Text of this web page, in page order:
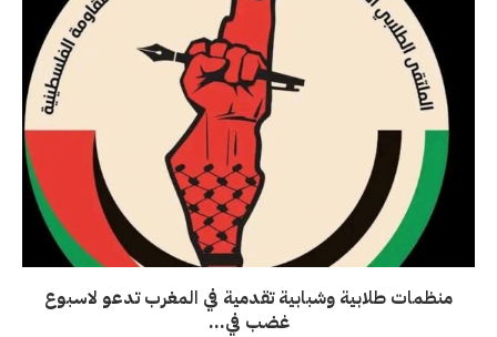
منظمات طلابية وشبابية تقدمية في المغرب تدعو لاسبوع
غضب في...